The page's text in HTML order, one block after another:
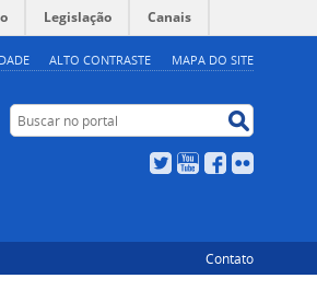
ALTO CONTRASTE MAPA DO SITE
Legislação Canais
Buscar no portal
TwitterYouTubeFacebook
Contato